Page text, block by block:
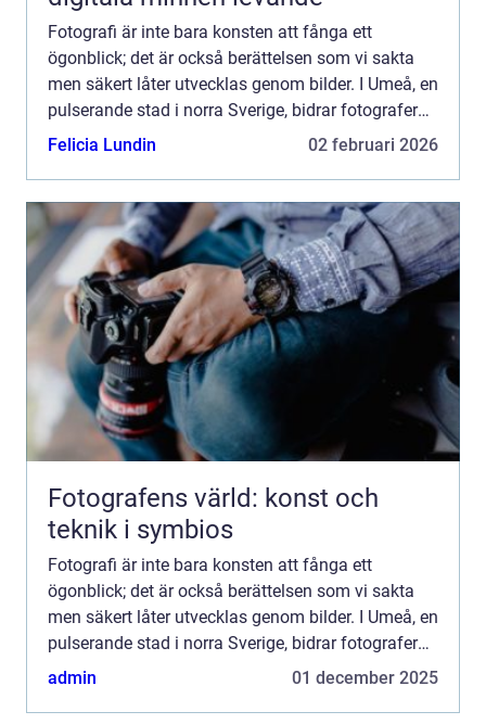
Fotografi är inte bara konsten att fånga ett
ögonblick; det är också berättelsen som vi sakta
men säkert låter utvecklas genom bilder. I Umeå, en
pulserande stad i norra Sverige, bidrar fotografer
till...
Felicia Lundin 02 februari 2026
Fotografens värld: konst och
teknik i symbios
Fotografi är inte bara konsten att fånga ett
ögonblick; det är också berättelsen som vi sakta
men säkert låter utvecklas genom bilder. I Umeå, en
pulserande stad i norra Sverige, bidrar fotografer
till...
admin 01 december 2025